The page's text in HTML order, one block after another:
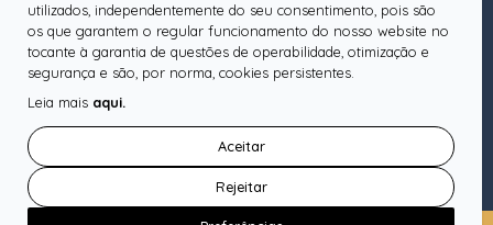
utilizados, independentemente do seu consentimento, pois são
os que garantem o regular funcionamento do nosso website no
tocante à garantia de questões de operabilidade, otimização e
segurança e são, por norma, cookies persistentes.
Leia mais aqui.
Aceitar
Rejeitar
SIGA-NOS
Pesquise o seu Notário